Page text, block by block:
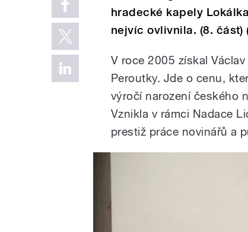
hradecké kapely
nejvíc ovlivnila. (8. část)
V roce 2005 získal
Peroutky. Jde o cenu,
výročí narození českého
Vznikla v rámci Nadace
prestiž práce novinářů a